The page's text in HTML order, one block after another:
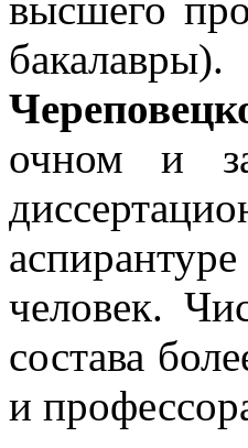
высшего
бакалавры).
очном и
человек.
состава
и